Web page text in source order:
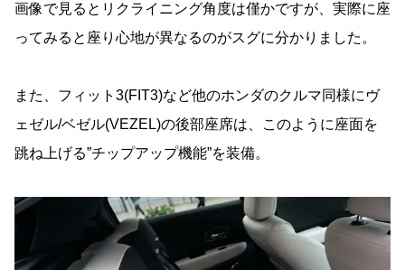
画像で見るとリクライニング角度は僅かですが、実際に座
ってみると座り心地が異なるのがスグに分かりました。
また、フィット3(FIT3)など他のホンダのクルマ同様にヴ
ェゼル/ベゼル(VEZEL)の後部座席は、このように座面を
跳ね上げる”チップアップ機能”を装備。